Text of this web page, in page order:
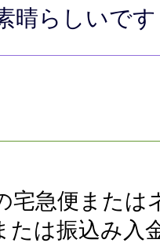
晴らしいで
宅急便または
たは振込み入